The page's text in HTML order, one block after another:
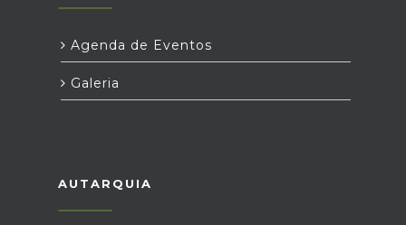
Agenda de Eventos
Galeria
AUTARQUIA